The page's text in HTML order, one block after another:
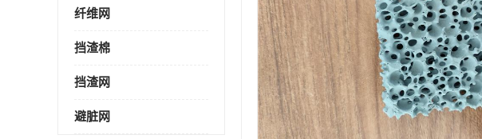
纤维网
挡渣棉
挡渣网
避脏网